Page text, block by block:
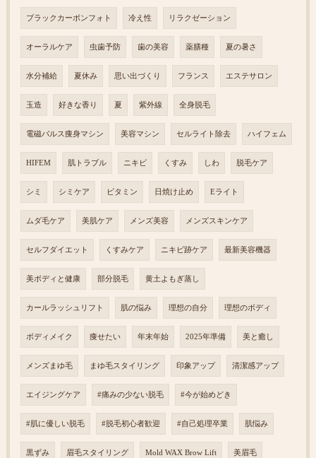
ブラックカーボンフォト 冷え性 リラクゼーション
オーラルケア 虫歯予防 歯の美容 薬膳種 夏の暑さ
水分補給 夏休み 思い出づくり フランス エステサロン
玉造 好きな香り 夏 紫外線 全身脱毛
電磁パルス痩身マシン 美容マシン セルライト除去 ハイフェム
HIFEM 肌トラブル ニキビ くすみ しわ 脱毛ケア
シミ シミケア ビタミン 日焼け止め Eライト
ムダ毛ケア 美肌ケア メンズ美容 メンズスキンケア
セルフダイエット くすみケア ニキビ跡ケア 最新美容機器
美ボディと健康 部分脱毛 黄土よもぎ蒸し
カールラッシュリフト 肌の悩み 理想の自分 理想のボディ
ボディメイク 痩せたい 年末年始 2025年準備 美と癒し
メンズまゆ毛 まゆ毛スタイリング 印象アップ 清潔感アップ
エイジングケア #痛みの少ない脱毛 #今が始めどき
#肌に優しい脱毛 #脱毛初心者歓迎 #自己処理卒業 肌悩み
黒ずみ 眉毛スタイリング Mold WAX Brow Lift 美眉毛